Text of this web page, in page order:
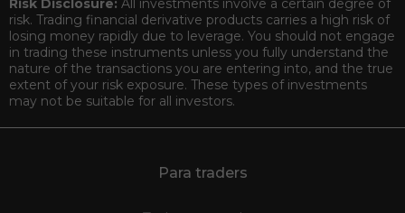
Risk Disclosure: All investments involve a certain degree of
risk. Trading financial derivative products carries a high risk of
losing money rapidly due to leverage. You should not engage
in trading these instruments unless you fully understand the
nature of the transactions you are entering into, and the true
extent of your risk exposure. These types of investments
may not be suitable for all investors.
Para traders